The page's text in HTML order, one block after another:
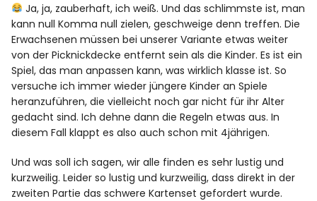
Ja, ja, zauberhaft, ich weiß. Und das schlimmste ist, man
kann null Komma null zielen, geschweige denn treffen. Die
Erwachsenen müssen bei unserer Variante etwas weiter
von der Picknickdecke entfernt sein als die Kinder. Es ist ein
Spiel, das man anpassen kann, was wirklich klasse ist. So
versuche ich immer wieder jüngere Kinder an Spiele
heranzuführen, die vielleicht noch gar nicht für ihr Alter
gedacht sind. Ich dehne dann die Regeln etwas aus. In
diesem Fall klappt es also auch schon mit 4jährigen.
Und was soll ich sagen, wir alle finden es sehr lustig und
kurzweilig. Leider so lustig und kurzweilig, dass direkt in der
zweiten Partie das schwere Kartenset gefordert wurde.